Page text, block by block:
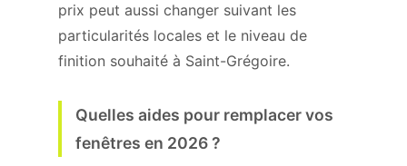
prix peut aussi changer suivant les
particularités locales et le niveau de
finition souhaité à Saint-Grégoire.
Quelles aides pour remplacer vos
fenêtres en 2026 ?